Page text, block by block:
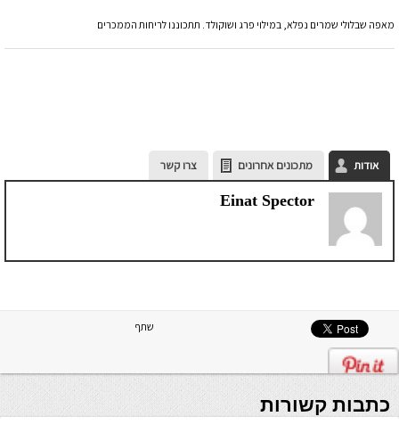
מאפה שבלולי שמרים נפלא, במילוי פרג ושוקולד. תתכוננו לריחות הממכרים
אודות מתכונים אחרונים צרו קשר
Einat Spector
שתף
כתבות קשורות